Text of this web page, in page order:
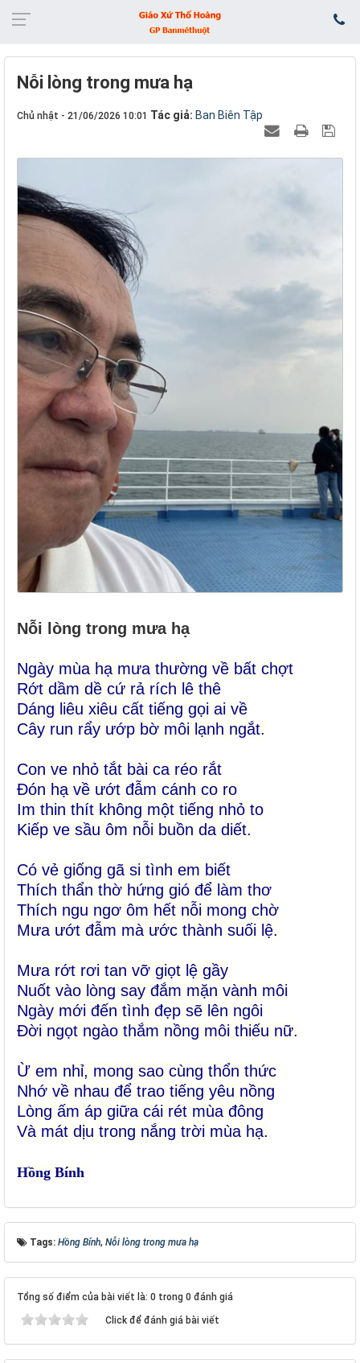
Nỗi lòng trong mưa hạ
Chủ nhật - 21/06/2026 10:01 Tác giả: Ban Biên Tập
Nỗi lòng trong mưa hạ
Ngày mùa hạ mưa thường về bất chợt
Rớt dầm dề cứ rả rích lê thê
Dáng liêu xiêu cất tiếng gọi ai về
Cây run rẩy ướp bờ môi lạnh ngắt.
Con ve nhỏ tắt bài ca réo rắt
Đón hạ về ướt đẫm cánh co ro
Im thin thít không một tiếng nhỏ to
Kiếp ve sầu ôm nỗi buồn da diết.
Có vẻ giống gã si tình em biết
Thích thẩn thờ hứng gió để làm thơ
Thích ngu ngơ ôm hết nỗi mong chờ
Mưa ướt đẫm mà ước thành suối lệ.
Mưa rớt rơi tan vỡ giọt lệ gầy
Nuốt vào lòng say đắm mặn vành môi
Ngày mới đến tình đẹp sẽ lên ngôi
Đời ngọt ngào thắm nồng môi thiếu nữ.
Ừ em nhỉ, mong sao cùng thổn thức
Nhớ về nhau để trao tiếng yêu nồng
Lòng ấm áp giữa cái rét mùa đông
Và mát dịu trong nắng trời mùa hạ.
Hồng Bính
Tags: Hồng Bính, Nỗi lòng trong mưa hạ
Tổng số điểm của bài viết là: 0 trong 0 đánh giá
Click để đánh giá bài viết